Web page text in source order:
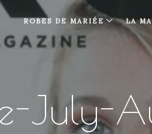
ROBES DE MARIÉE LA
July-